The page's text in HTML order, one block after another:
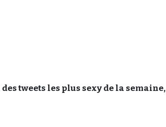
tweets les plus sexy de la semaine,